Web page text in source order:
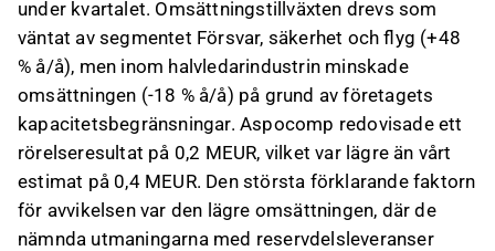
under kvartalet. Omsättningstillväxten drevs som
väntat av segmentet Försvar, säkerhet och flyg (+48
% å/å), men inom halvledarindustrin minskade
omsättningen (-18 % å/å) på grund av företagets
kapacitetsbegränsningar. Aspocomp redovisade ett
rörelseresultat på 0,2 MEUR, vilket var lägre än vårt
estimat på 0,4 MEUR. Den största förklarande faktorn
för avvikelsen var den lägre omsättningen, där de
nämnda utmaningarna med reservdelsleveranser